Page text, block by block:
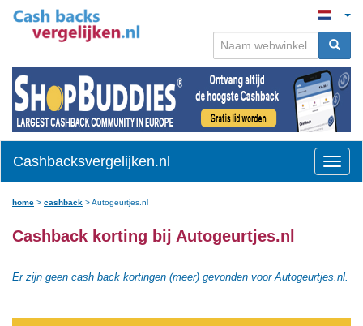
Toggle
Cashbacksvergelijken.nl
home > cashback >Autogeurtjes.nl
Cashback korting bij Autogeurtjes.nl
Er zijn geen cash back kortingen (meer) gevonden voor Autogeurtjes.nl.